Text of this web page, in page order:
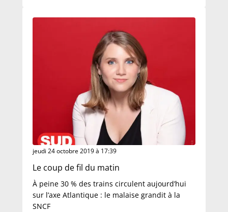
jeudi 24 octobre 2019 à 17:39
Le coup de fil du matin
À peine 30 % des trains circulent aujourd’hui
sur l’axe Atlantique : le malaise grandit à la
SNCF